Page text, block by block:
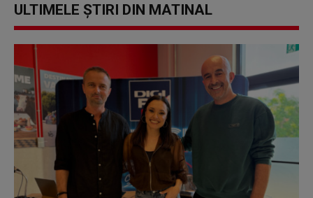
ULTIMELE ȘTIRI DIN MATINAL